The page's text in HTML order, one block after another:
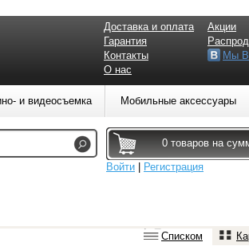
Списком
Доставка и оплата
Гарантия
Контакты
О нас
Акции
Мы
и видеосъемка Мобильные аксессуары
0 товаров на
Войти
Регистрация